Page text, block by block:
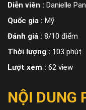
Diễn viên : Danielle
Quốc gia : Mỹ
Đánh giá : 8/10 điểm
Thời lượng : 103 phút
Lượt xem : 62 view
NỘI DUNG